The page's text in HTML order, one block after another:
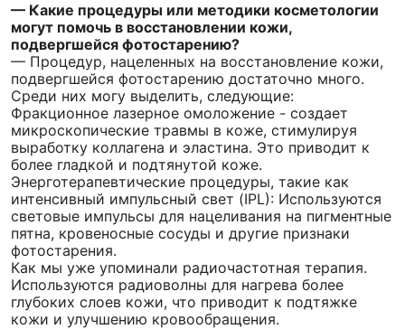
— Какие процедуры или методики косметологии
могут помочь в восстановлении кожи,
подвергшейся фотостарению?
— Процедур, нацеленных на восстановление кожи,
подвергшейся фотостарению достаточно много.
Среди них могу выделить, следующие:
Фракционное лазерное омоложение - создает
микроскопические травмы в коже, стимулируя
выработку коллагена и эластина. Это приводит к
более гладкой и подтянутой коже.
Энерготерапевтические процедуры, такие как
интенсивный импульсный свет (IPL): Используются
световые импульсы для нацеливания на пигментные
пятна, кровеносные сосуды и другие признаки
фотостарения.
Как мы уже упоминали радиочастотная терапия.
Используются радиоволны для нагрева более
глубоких слоев кожи, что приводит к подтяжке
кожи и улучшению кровообращения.